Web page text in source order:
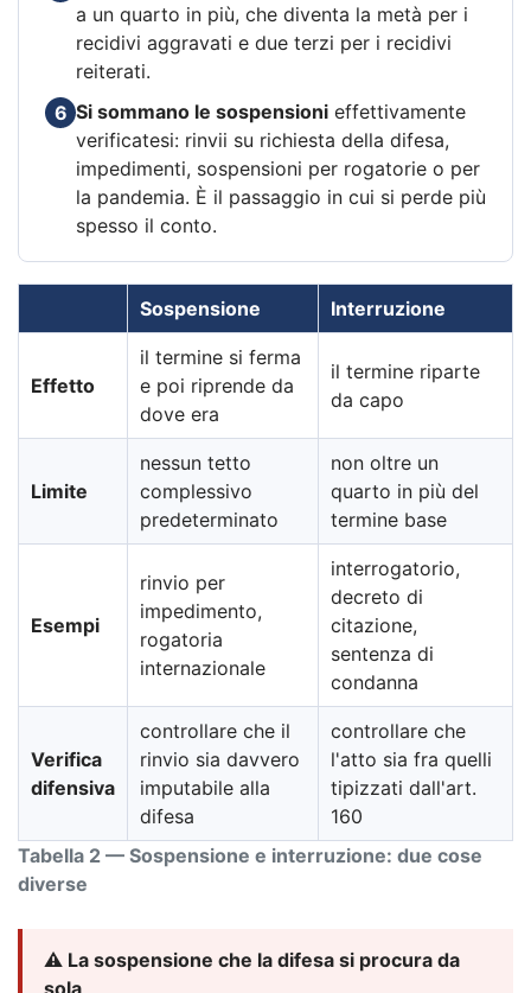
a un quarto in più, che diventa la metà per i
recidivi aggravati e due terzi per i recidivi
reiterati.
6 Si sommano le sospensioni effettivamente
verificatesi: rinvii su richiesta della difesa,
impedimenti, sospensioni per rogatorie o per
la pandemia. È il passaggio in cui si perde più
spesso il conto.
Tabella 2 — Sospensione e interruzione: due cose
diverse
Sospensione Interruzione
Effetto
il termine si ferma
e poi riprende da
dove era
il termine riparte
da capo
Limite
nessun tetto
complessivo
predeterminato
non oltre un
quarto in più del
termine base
Esempi
rinvio per
impedimento,
rogatoria
internazionale
interrogatorio,
decreto di
citazione,
sentenza di
condanna
Verifica
difensiva
controllare che il
rinvio sia davvero
imputabile alla
difesa
controllare che
l'atto sia fra quelli
tipizzati dall'art.
160
⚠️ La sospensione che la difesa si procura da
sola